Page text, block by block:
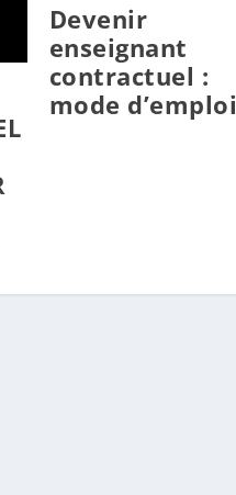
Devenir
enseignant
contractuel :
mode d’emploi